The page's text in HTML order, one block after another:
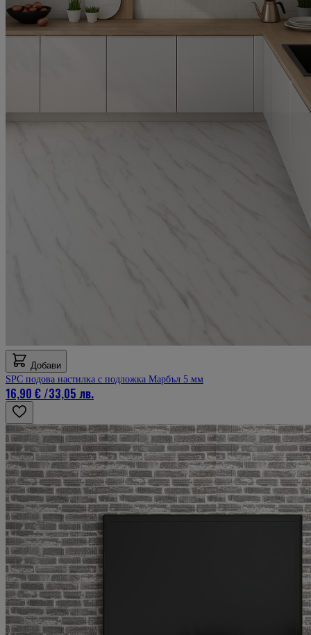
Добави
SPC подова настилка с подложка Марбъл 5 мм
16,90 € /33,05 лв.